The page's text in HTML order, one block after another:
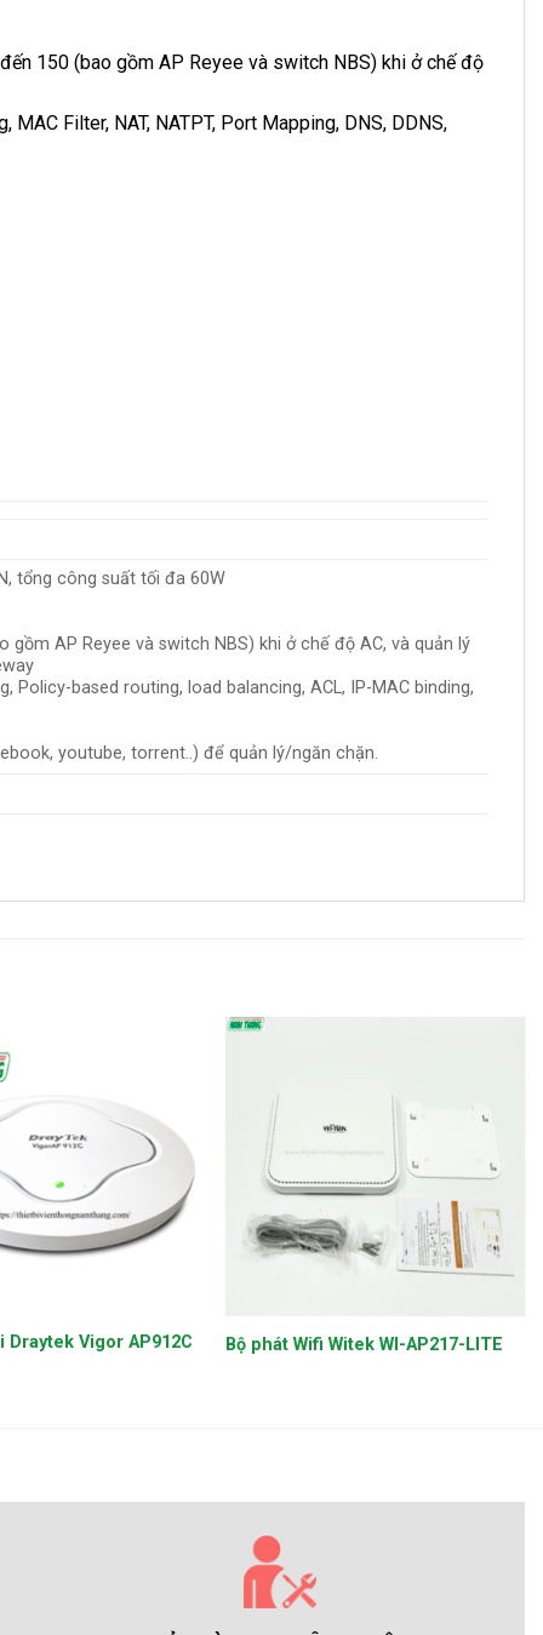
150 (bao gồm AP Reyee và switch NBS) khi ở chế độ
Filter, NAT, NATPT, Port Mapping, DNS, DDNS,
tổng công suất tối đa 60W
AP Reyee và switch NBS) khi ở chế độ AC, và quản lý
Policy-based routing, load balancing, ACL, IP-MAC binding,
youtube, torrent..) để quản lý/ngăn chặn.
Draytek Vigor AP912C
Bộ phát Wifi Witek WI-AP217-LITE